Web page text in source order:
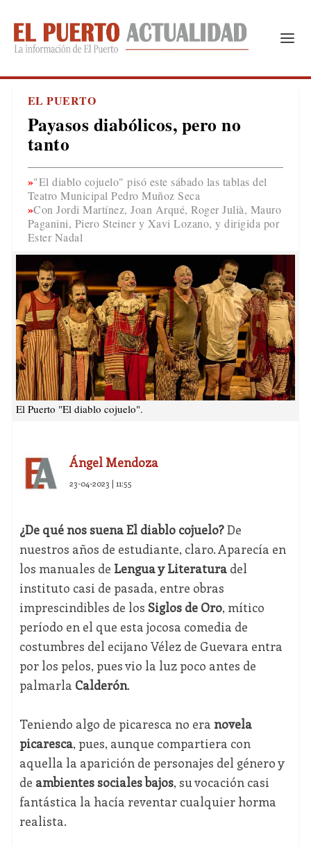
EL PUERTO
Payasos diabólicos, pero no
tanto
"El diablo cojuelo" pisó este sábado las tablas del
Teatro Municipal Pedro Muñoz Seca
Con Jordi Martínez, Joan Arqué, Roger Julià, Mauro
Paganini, Piero Steiner y Xavi Lozano, y dirigida por
Ester Nadal
El Puerto "El diablo cojuelo".
Ángel Mendoza
23-04-2023 | 11:55
¿De qué nos suena El diablo cojuelo?De
nuestros años de estudiante, claro. Aparecía en
los manuales de Lengua y Literaturadel
instituto casi de pasada, entre obras
imprescindibles de los Siglos de Oro, mítico
período en el que esta jocosa comedia de
costumbres del ecijano Vélez de Guevara entra
por los pelos, pues vio la luz poco antes de
palmarla Calderón.
Teniendo algo de picaresca no era novela
picaresca, pues, aunque compartiera con
aquella la aparición de personajes del género y
de ambientes sociales bajos, su vocación casi
fantástica la hacía reventar cualquier horma
realista.